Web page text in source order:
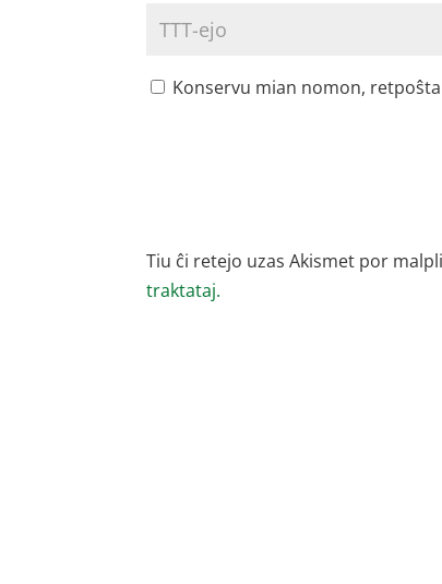
Konservu mian nomon,
Tiu ĉi retejo uzas Akismet por
traktataj.